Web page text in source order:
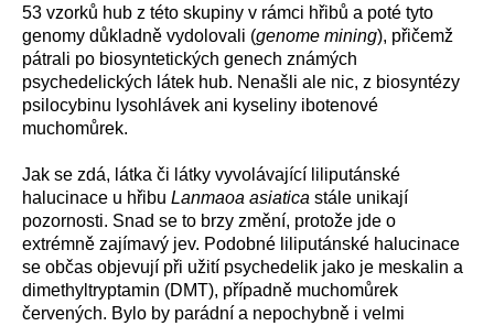
53 vzorků hub z této skupiny v rámci hřibů a poté tyto
genomy důkladně vydolovali (genome mining), přičemž
pátrali po biosyntetických genech známých
psychedelických látek hub. Nenašli ale nic, z biosyntézy
psilocybinu lysohlávek ani kyseliny ibotenové
muchomůrek.
Jak se zdá, látka či látky vyvolávající liliputánské
halucinace u hřibu Lanmaoa asiatica stále unikají
pozornosti. Snad se to brzy změní, protože jde o
extrémně zajímavý jev. Podobné liliputánské halucinace
se občas objevují při užití psychedelik jako je meskalin a
dimethyltryptamin (DMT), případně muchomůrek
červených. Bylo by parádní a nepochybně i velmi